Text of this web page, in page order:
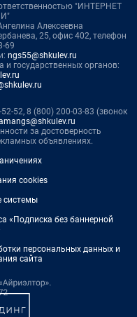
"ИНТЕРНЕТ
Алексеевна
25, офис 402, телефон
69
ngs55@shkulev.ru
государственных органов:
52, 8 (800) 200-03-83 (звонок
за достоверность
объявлениях.
cookies
системы
«Подписка без баннерной
персональных данных и
сайта